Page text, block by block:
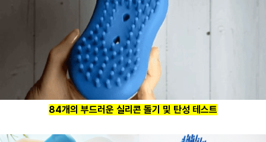
84개의 부드러운 실리콘 돌기 및 탄성 테스트